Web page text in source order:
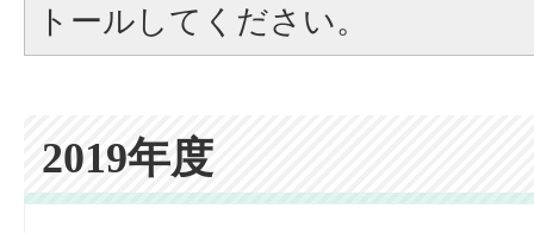
トールしてください。
2019年度